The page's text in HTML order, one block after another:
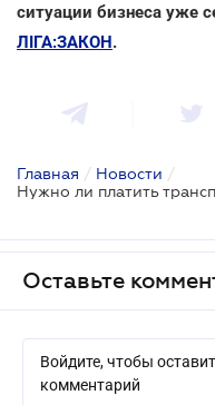
ситуации бизнеса уже
ЛІГА:ЗАКОН.
Главная / Новости /
Оставьте
Войдите, чтобы
комментарий